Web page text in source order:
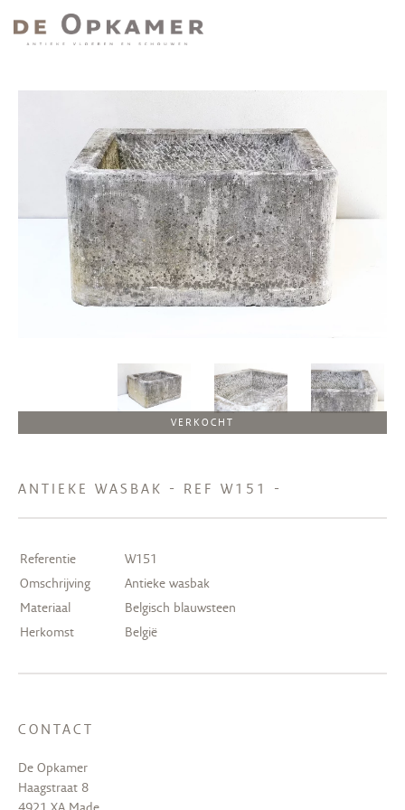
VERKOCHT
ANTIEKE WASBAK - REF W151 -
Referentie
W151
Omschrijving
Antieke wasbak
Materiaal
Belgisch blauwsteen
Herkomst
België
CONTACT
De Opkamer
Haagstraat 8